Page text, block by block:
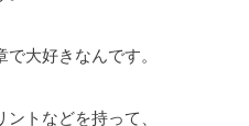
大好きなんです。
トなどを持って、